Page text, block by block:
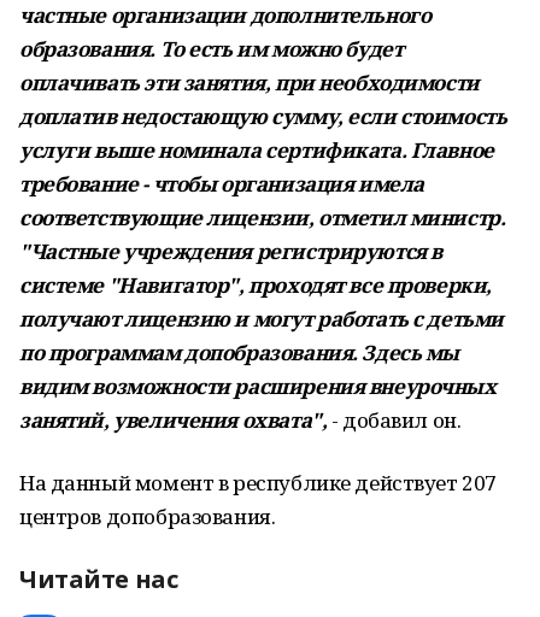
частные организации дополнительного
образования. То есть им можно будет
оплачивать эти занятия, при необходимости
доплатив недостающую сумму, если стоимость
услуги выше номинала сертификата. Главное
требование - чтобы организация имела
соответствующие лицензии, отметил министр.
"Частные учреждения регистрируются в
системе "Навигатор", проходят все проверки,
получают лицензию и могут работать с детьми
по программам допобразования. Здесь мы
видим возможности расширения внеурочных
занятий, увеличения охвата", - добавил он.
На данный момент в республике действует 207
центров допобразования.
Читайте нас